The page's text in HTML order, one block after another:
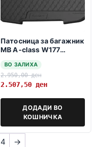
Патосница за багажник
MB A-class W177
hybrid-
ВО ЗАЛИХА
2.950,00ден
2.507,50 ден
ДОДАДИ ВО
КОШНИЧКА
4 →